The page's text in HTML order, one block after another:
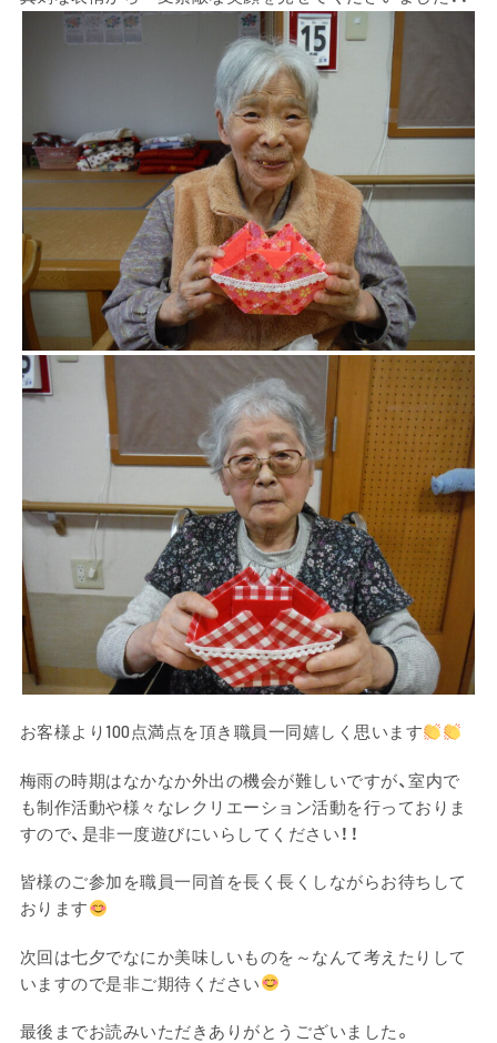
お客様より100点満点を頂き職員一同嬉しく思います
梅雨の時期はなかなか外出の機会が難しいですが、室内で
も制作活動や様々なレクリエーション活動を行っておりま
すので、是非一度遊びにいらしてください！！
皆様のご参加を職員一同首を長く長くしながらお待ちして
おります
次回は七夕でなにか美味しいものを～なんて考えたりして
いますので是非ご期待ください
最後までお読みいただきありがとうございました。